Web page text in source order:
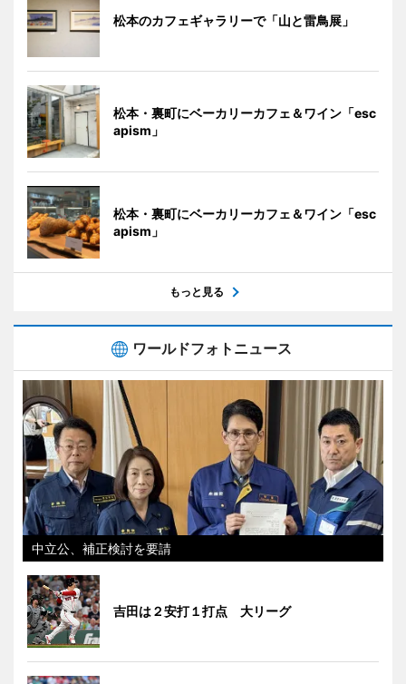
松本のカフェギャラリーで「山と雷鳥展」
松本・裏町にベーカリーカフェ＆ワイン「esc
apism」
松本・裏町にベーカリーカフェ＆ワイン「esc
apism」
もっと見る
ワールドフォトニュース
中立公、補正検討を要請
吉田は２安打１打点 大リーグ